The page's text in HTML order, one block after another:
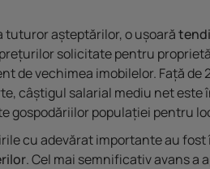
tuturor așteptărilor, o ușoară
solicitate pentru
de vechimea imobilelor. Față de
câștigul salarial mediu net este
gospodăriilor populației pentru
cu adevărat importante au
. Cel mai semnificativ avans a